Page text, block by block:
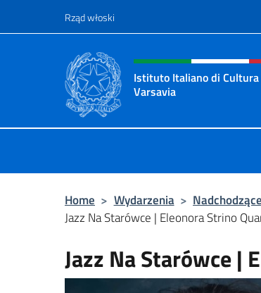
Rząd włoski
Header, social and
Istituto Italiano di
Varsavia
Home > Wydarzenia >
Jazz Na Starówce | Eleonora Strino
Jazz Na Starówce |